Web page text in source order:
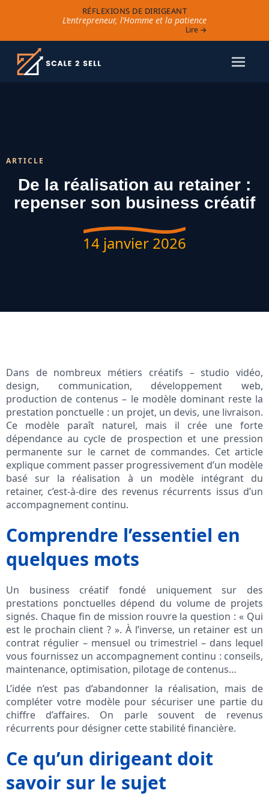
RÉFLEXIONS DE DIRIGEANT
L’entrepreneur, l’Homme et la patience
Lire →
ARTICLE
De la réalisation au retainer :
repenser son business créatif
14 janvier 2026
Dans de nombreux métiers créatifs – studio vidéo,
design, communication, développement web,
production de contenus – le modèle dominant reste la
prestation ponctuelle : un projet, un devis, une livraison.
Ce modèle paraît naturel, mais il crée une forte
dépendance au cycle de prospection et une pression
permanente sur le carnet de commandes. Cet article
explique comment passer progressivement d’un modèle
basé sur la réalisation à un modèle intégrant du
retainer, c’est-à-dire des revenus récurrents issus d’un
accompagnement continu.
Comprendre l’essentiel en
quelques mots
Un business créatif fondé uniquement sur des
prestations ponctuelles dépend du volume de projets
signés. Chaque fin de mission rouvre la question : « Qui
est le prochain client ? ». À l’inverse, un retainer est un
contrat régulier – mensuel ou trimestriel – dans lequel
vous fournissez un accompagnement continu : conseils,
maintenance, optimisation, pilotage de contenus…
L’idée n’est pas d’abandonner la réalisation, mais de
compléter votre modèle pour sécuriser une partie du
chiffre d’affaires. On parle souvent de revenus
récurrents pour désigner cette stabilité financière.
Ce qu’un dirigeant doit
savoir sur le sujet